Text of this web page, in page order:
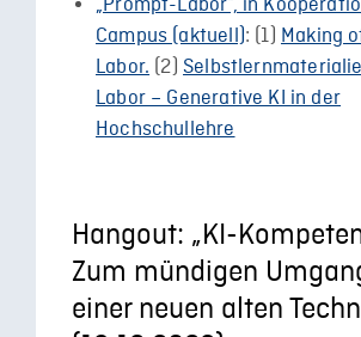
„Prompt-Labor“, in
Campus (aktuell): (1) Making
Labor. (2)
Labor – Generative KI in der
Hochschullehre
Hangout: „KI-
Zum mündigen
einer neuen alten